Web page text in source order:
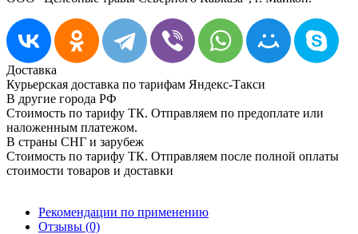
Доставка
Курьерская доставка по тарифам Яндекс-Такси
В другие города РФ
Стоимость по тарифу ТК. Отправляем по предоплате или
наложенным платежом.
В страны СНГ и зарубеж
Стоимость по тарифу ТК. Отправляем после полной оплаты
стоимости товаров и доставки
Рекомендации по применению
Отзывы (0)